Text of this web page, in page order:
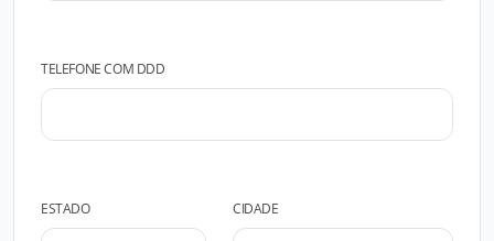
TELEFONE COM DDD
ESTADO CIDADE